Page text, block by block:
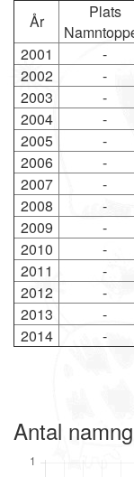
År
Plats
2001
-
2002
-
2003
-
2004
-
2005
-
2006
-
2007
-
2008
-
2009
-
2010
-
2011
-
2012
-
2013
-
2014
-
Antal